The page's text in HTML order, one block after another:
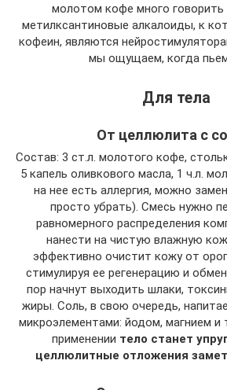
молотом кофе много говорить
метилксантиновые алкалоиды, к
кофеин, являются
мы ощущаем, когда
Для тела
От целлюлита с
Состав: 3 ст.л. молотого кофе,
5 капель оливкового масла, 1 ч.л.
на нее есть аллергия, можно
просто убрать). Смесь нужно
равномерного распределения
нанести на чистую влажную
эффективно очистит кожу от
стимулируя ее регенерацию и
пор начнут выходить шлаки,
жиры. Соль, в свою очередь,
микроэлементами: йодом, магнием и
применении тело станет
целлюлитные отложения